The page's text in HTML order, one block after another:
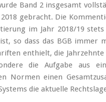
Band 2 insgesamt
gebracht. Die
im Jahr 2018/19
so dass das BGB immer
enthielt, die
die Aufgabe aus
Normen einen
die aktuelle